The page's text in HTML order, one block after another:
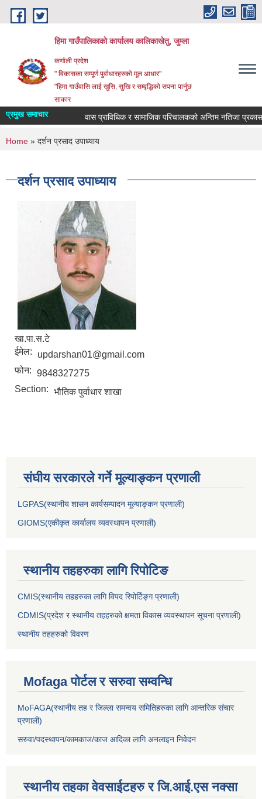
Skip to main content
हिमा गाउँपालिकाकाे कार्यालय कालिकाखेतु, जुम्ला
कर्णाली प्रदेश
" विकासका सम्पूर्ण पुर्वाधारहरुको मूल आधार"
"हिमा गाउँवासि लाई खुसि, सुखि र सम्वृद्धिको सपना पार्नुछ
साकार
प्रमुख समाचार वास प्राविधिक र सामाजिक परिचालकको अन्तिम नतिजा
You are here
Home » दर्शन प्रसाद उपाध्याय
दर्शन प्रसाद उपाध्याय
खा.पा.स.टे
ईमेल:
updarshan01@gmail.com
फोन: 9848327275
Section: भौतिक पुर्वाधार शाखा
संघीय सरकारले गर्ने मूल्याङ्कन प्रणाली
LGPAS(स्थानीय शासन कार्यसम्पादन मूल्याङ्कन प्रणाली)
GIOMS(एकीकृत कार्यालय व्यवस्थापन प्रणाली)
स्थानीय तहहरुका लागि रिपोटिङ
CMIS(स्थानीय तहहरुका लागि विपद रिपोर्टिङ्ग प्रणाली)
CDMIS(प्रदेश र स्थानीय तहहरुको क्षमता विकास व्यवस्थापन सूचना प्रणाली)
स्थानीय तहहरुको विवरण
Mofaga पोर्टल र सरुवा सम्वन्धि
MoFAGA(स्थानीय तह र जिल्ला समन्वय समितिहरुका लागि आन्तरिक संचार
प्रणाली)
सरुवा/पदस्थापन/कामकाज/काज आदिका लागि अनलाइन निवेदन
स्थानीय तहका वेवसाईटहरु र जि.आई.एस नक्सा